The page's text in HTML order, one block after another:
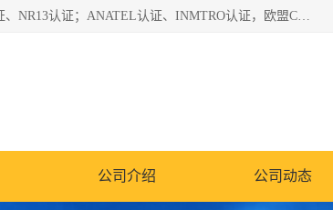
*是一家的测试、评估、检查与认机构，主要从事巴西NR10认证、NR12认证、NR13认证；ANATEL认证、INMTRO认证，欧盟CE认证：MD认证，PED认证，MID认证，ATEX认证，德国蓝色天使认证。
公司介绍 公司动态